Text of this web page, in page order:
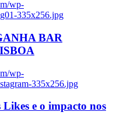
wp-
335x256.jpg
BAR
wp-
335x256.jpg
e o impacto nos